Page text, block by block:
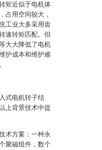
矩近似于电机体
占用空间较大，
工业大多采用齿
速转矩匹配。但
大大降低了电机
护成本和维护难
式电机转子结
上背景技术中提
术方案：一种永
聚磁组件，数个